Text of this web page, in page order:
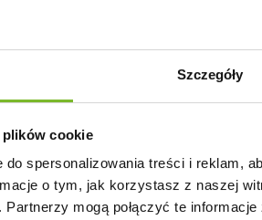
Szczegóły
cookie
spersonalizowania treści i reklam,
o tym, jak korzystasz z naszej
mogą połączyć te
i widoczność podczas spaceru po zmroku.
model wśród właścicieli psów.
obszyciami, co
zapewnia bezpieczeństwo podczas
czasu z psem, szczególnie tych, którzy
są one łatwe w utrzymaniu czystości,
pupila, natomiast odblaskowe nici zwiększają